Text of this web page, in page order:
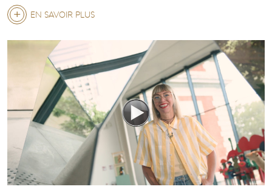
EN SAVOIR PLUS
L'ART
NOUVEAU
À
LIÈGE